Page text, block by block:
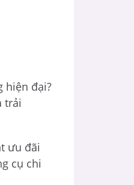
hiện đại?
trải
ưu đãi
cụ chi